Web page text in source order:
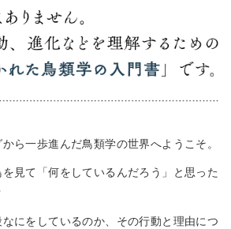
ら一歩進んだ鳥類学の世界へようこそ。
見て「何をしているんだろう」と思った
にをしているのか、その行動と理由につ